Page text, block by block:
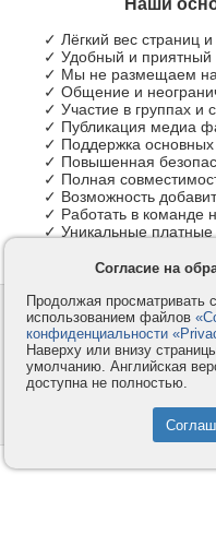
✓ Лёгкий вес страниц и
✓ Удобный и приятный
✓ Мы не размещаем
✓ Общение и
✓ Участие в группах и
✓ Публикация медиа
✓ Поддержка
✓ Повышенная
✓ Полная
✓ Возможность
✓ Работать в команде
✓ Уникальные платные
Контакты
Компания
Услуги
Как оплатить
© 2008-2026
Согласие на
Продолжая просматривать
использованием файлов
конфиденциальности
Наверху или внизу
умолчанию. Английская
доступна не полностью.